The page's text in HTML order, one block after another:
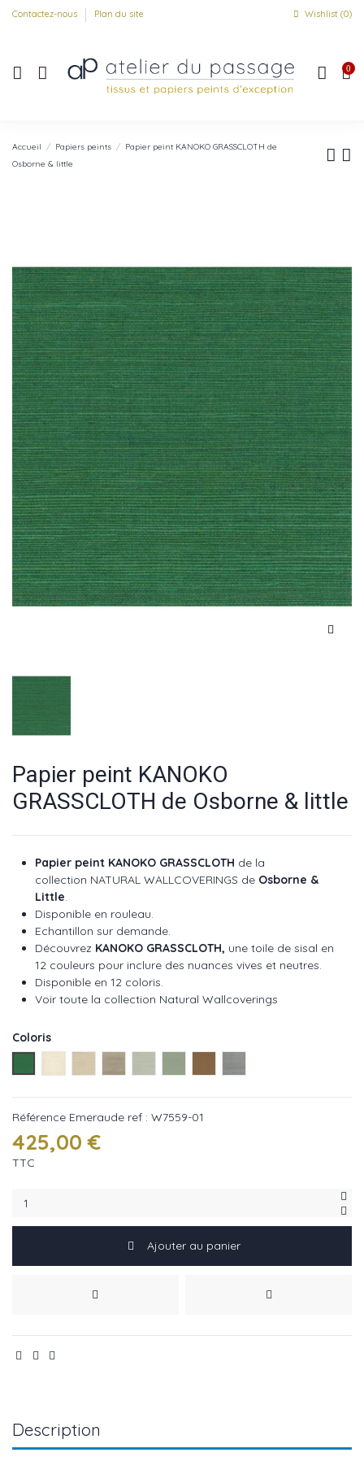
Contactez-nous Plan du site Wishlist (0)
0
Accueil Papiers peints
Papier peint KANOKO GRASSCLOTH de
Osborne & little
Papier peint KANOKO
GRASSCLOTH de Osborne & little
Papier peint KANOKO GRASSCLOTH de la
collection NATURAL WALLCOVERINGS de Osborne &
Little
Disponible en rouleau.
Echantillon sur demande.
Découvrez KANOKO GRASSCLOTH, une toile de sisal en
12 couleurs pour inclure des nuances vives et neutres.
Disponible en 12 coloris.
Voir toute la collection Natural Wallcoverings
Coloris
Référence Emeraude ref : W7559-01
425,00 €
TTC
Ajouter au panier
Description